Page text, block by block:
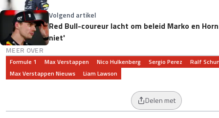
Volgend artikel
Red Bull-coureur lacht om beleid Marko en
niet'
MEER OVER
Formule 1 Max Verstappen Nico Hulkenberg Sergio Perez
Ralf
Max Verstappen Nieuws
Liam Lawson
Delen met